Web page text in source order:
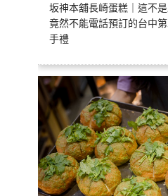
坂神本舖長崎蛋糕｜這不
竟然不能電話預訂的台中
手禮